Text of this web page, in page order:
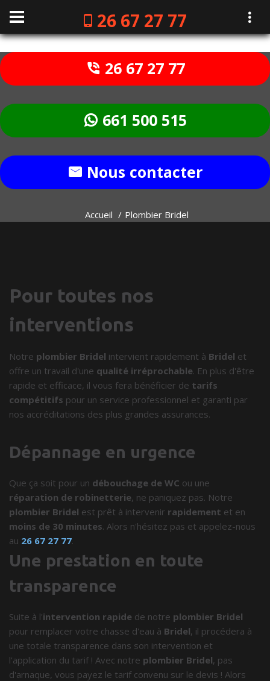
26 67 27 77
26 67 27 77
661 500 515
Nous contacter
Accueil Plombier Bridel
Pour toutes nos
interventions
Notre plombier Bridel intervient rapidement à Bridel et
offre un travail d'une qualité irréprochable. En plus d'être
rapide et efficace, il vous fera bénéficier de tarifs
compétitifs pour un service professionnel et garanti par
nos accréditations des plus grandes assurances.
Dépannage en urgence
Que ça soit pour un débouchage de WC ou une
réparation de robinetterie, ne paniquez pas. Notre
plombier Bridel est prêt à intervenir rapidement et en
moins de 30 minutes. Alors n'hésitez pas et appelez-nous
au 26 67 27 77.
Une prestation en toute
transparence
Suite à l'intervention rapide de notre plombier Bridel
pour remplacer votre chasse d'eau à Bridel, il procédera à
une totale transparence dans son intervention et
l'application du tarif ! Avec notre plombier Bridel, pas
d'arnaque, vous payez le tarif convenu sur le devis ! Alors